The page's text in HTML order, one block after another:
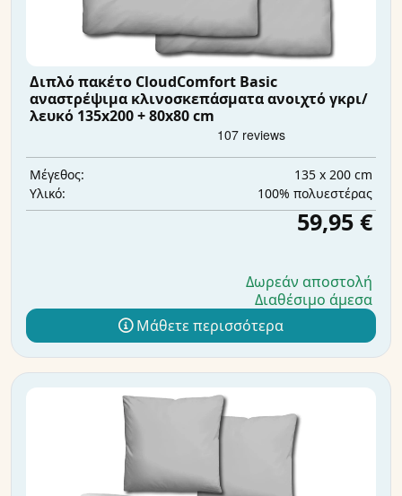
Διπλό πακέτο CloudComfort Basic
αναστρέψιμα κλινοσκεπάσματα ανοιχτό γκρι/
λευκό 135x200 + 80x80 cm
Μέγεθος:
135 x 200 cm
Υλικό:
100% πολυεστέρας
59,95 €
Δωρεάν αποστολή
Διαθέσιμο άμεσα
Μάθετε περισσότερα